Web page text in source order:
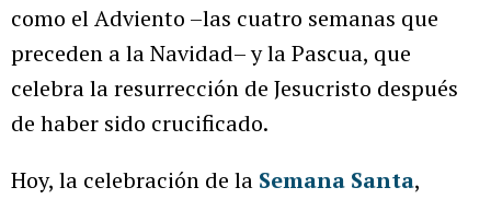
como el Adviento –las cuatro semanas que
preceden a la Navidad– y la Pascua, que
celebra la resurrección de Jesucristo después
de haber sido crucificado.
Hoy, la celebración de la Semana Santa,